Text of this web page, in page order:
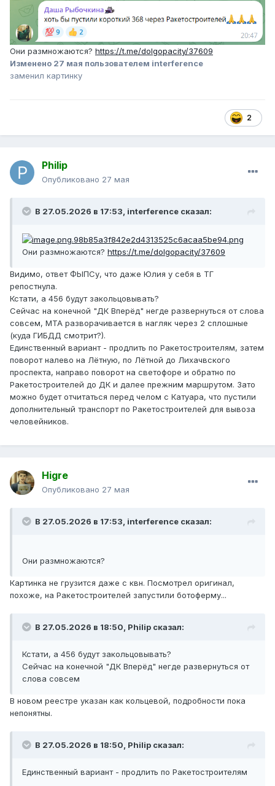
Они размножаются? https://t.me/dolgopacity/37609
Изменено 27 мая пользователем interference
заменил картинку
2
Philip
Опубликовано 27 мая
В 27.05.2026 в 17:53, interference сказал:
Они размножаются? https://t.me/dolgopacity/37609
Видимо, ответ ФЫПСу, что даже Юлия у себя в ТГ
репостнула.
Кстати, а 456 будут закольцовывать?
Сейчас на конечной "ДК Вперёд" негде развернуться от слова
совсем, МТА разворачивается в нагляк через 2 сплошные
(куда ГИБДД смотрит?).
Единственный вариант - продлить по Ракетостроителям, затем
поворот налево на Лётную, по Лётной до Лихачвского
проспекта, направо поворот на светофоре и обратно по
Ракетостроителей до ДК и далее прежним маршрутом. Зато
можно будет отчитаться перед челом с Катуара, что пустили
дополнительный транспорт по Ракетостроителей для вывоза
человейников.
Higre
Опубликовано 27 мая
В 27.05.2026 в 17:53, interference сказал:
Они размножаются?
Картинка не грузится даже с квн. Посмотрел оригинал,
похоже, на Ракетостроителей запустили ботоферму...
В 27.05.2026 в 18:50, Philip сказал:
Кстати, а 456 будут закольцовывать?
Сейчас на конечной "ДК Вперёд" негде развернуться от
слова совсем
В новом реестре указан как кольцевой, подробности пока
непонятны.
В 27.05.2026 в 18:50, Philip сказал:
Единственный вариант - продлить по Ракетостроителям